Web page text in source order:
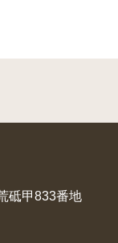
砥甲833番地